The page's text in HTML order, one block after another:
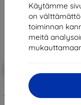
Käytämme
on
toiminnan
meitä
kupongilla
3MK FlexibleGlass
glass for Zebra MC930B/